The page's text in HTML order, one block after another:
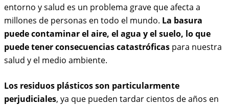
entorno y salud es un problema grave que afecta a
millones de personas en todo el mundo. La basura
puede contaminar el aire, el agua y el suelo, lo que
puede tener consecuencias catastróficas para nuestra
salud y el medio ambiente.
Los residuos plásticos son particularmente
perjudiciales, ya que pueden tardar cientos de años en